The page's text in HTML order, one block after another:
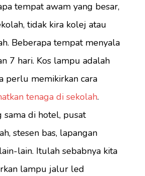
tempat awam yang besar,
tidak kira kolej atau
Beberapa tempat menyala
7 hari. Kos lampu adalah
perlu memikirkan cara
tenaga di sekolah.
sama di hotel, pusat
stesen bas, lapangan
lain. Itulah sebabnya kita
lampu jalur led